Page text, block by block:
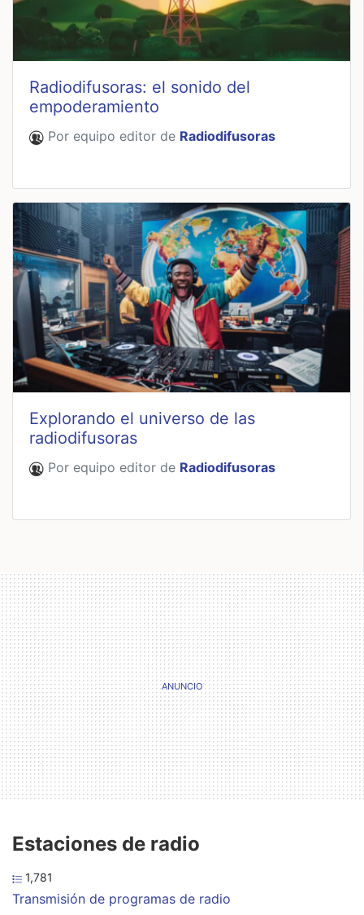
Radiodifusoras: el sonido del
empoderamiento
Por equipo editor de Radiodifusoras
Explorando el universo de las
radiodifusoras
Por equipo editor de Radiodifusoras
Estaciones de radio
1,781
Transmisión de programas de radio